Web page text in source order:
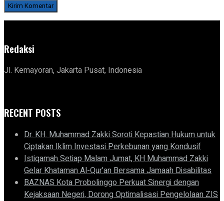
Redaksi
Jl. Kemayoran, Jakarta Pusat, Indonesia
RECENT POSTS
Dr. KH. Muhammad Zakki Soroti Kepastian Hukum untuk
Ciptakan Iklim Investasi Perkebunan yang Kondusif
Istiqamah Setiap Malam Jumat, KH Muhammad Zakki
Gelar Khataman Al-Qur’an Bersama Jamaah Disabilitas
BAZNAS Kota Probolinggo Perkuat Sinergi dengan
Kejaksaan Negeri, Dorong Optimalisasi Pengelolaan ZIS